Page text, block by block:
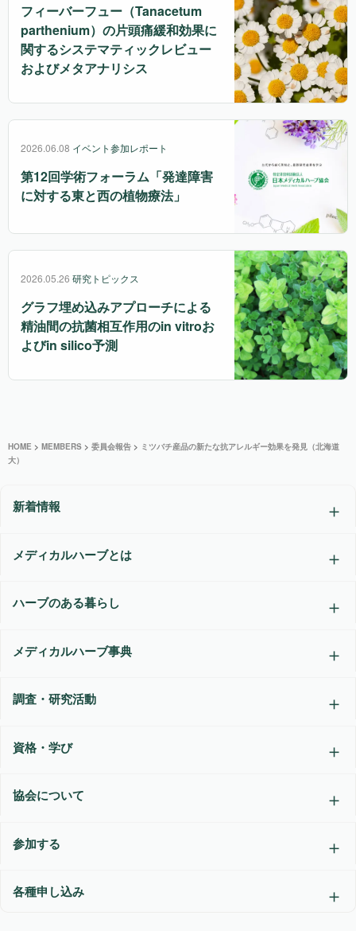
フィーバーフュー（Tanacetum
parthenium）の片頭痛緩和効果に
関するシステマティックレビュー
およびメタアナリシス
2026.06.08 イベント参加レポート
第12回学術フォーラム「発達障害
に対する東と西の植物療法」
2026.05.26 研究トピックス
グラフ埋め込みアプローチによる
精油間の抗菌相互作用のin vitroお
よびin silico予測
HOME > MEMBERS > 委員会報告 > ミツバチ産品の新たな抗アレルギー効果を発見（北海道
大）
新着情報
メディカルハーブとは
ハーブのある暮らし
メディカルハーブ事典
調査・研究活動
資格・学び
協会について
参加する
各種申し込み